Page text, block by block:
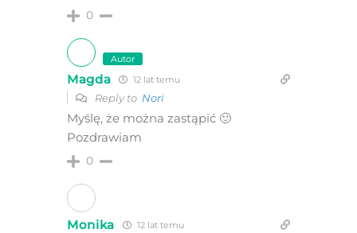
0
Autor
Magda 12 lat temu
Reply to Nori
Myślę, że można zastąpić 🙂
Pozdrawiam
0
Monika 12 lat temu